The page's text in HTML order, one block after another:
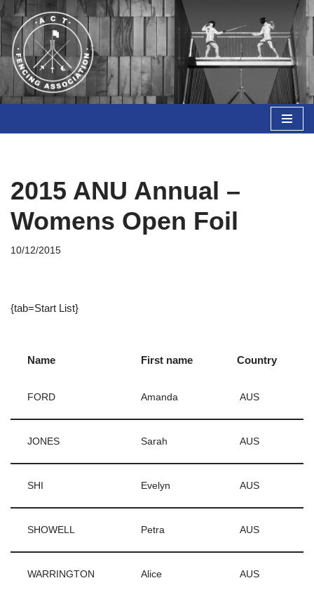
Skip
to
content
2015 ANU Annual –
Womens Open Foil
10/12/2015
{tab=Start List}
Name First name Country
FORD Amanda AUS
JONES Sarah AUS
SHI Evelyn AUS
SHOWELL Petra AUS
WARRINGTON Alice AUS